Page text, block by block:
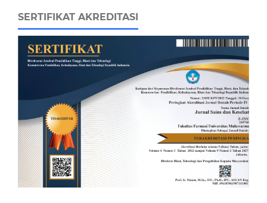
SERTIFIKAT AKREDITASI